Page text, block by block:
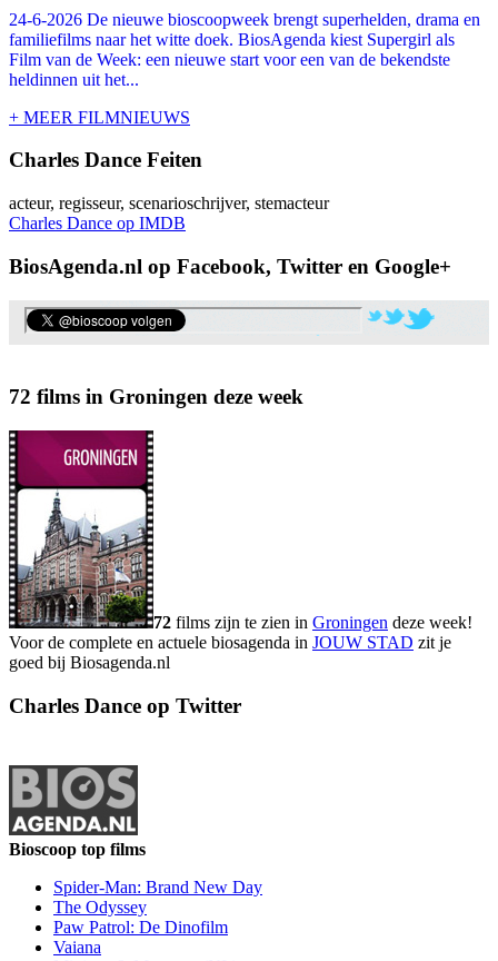
24-6-2026 De nieuwe bioscoopweek brengt superhelden, drama en
familiefilms naar het witte doek. BiosAgenda kiest Supergirl als
Film van de Week: een nieuwe start voor een van de bekendste
heldinnen uit het...
+ MEER FILMNIEUWS
Charles Dance Feiten
acteur, regisseur, scenarioschrijver, stemacteur
Charles Dance op IMDB
BiosAgenda.nl op Facebook, Twitter en Google+
72 films in Groningen deze week
72 films zijn te zien in Groningen deze week!
Voor de complete en actuele biosagenda in JOUW STAD zit je
goed bij Biosagenda.nl
Charles Dance op Twitter
Bioscoop top films
Spider-Man: Brand New Day
The Odyssey
Paw Patrol: De Dinofilm
Vaiana